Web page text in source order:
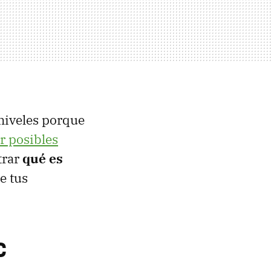
porque
posibles
qué es
tus